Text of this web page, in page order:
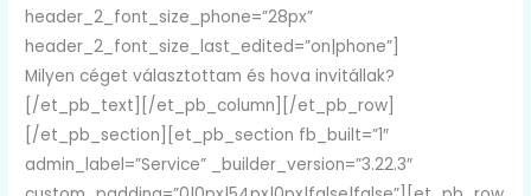
header_2_font_size_phone=”28px”
header_2_font_size_last_edited=”on|phone”]
Milyen céget választottam és hova invitállak?
[/et_pb_text][/et_pb_column][/et_pb_row]
[/et_pb_section][et_pb_section fb_built=”1″
admin_label=”Service” _builder_version=”3.22.3″